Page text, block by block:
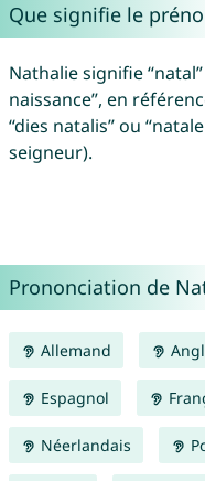
Que signifie le
Nathalie signifie
naissance”, en
“dies natalis” ou
seigneur).
Prononciation de
Allemand
Espagnol
Néerlandais